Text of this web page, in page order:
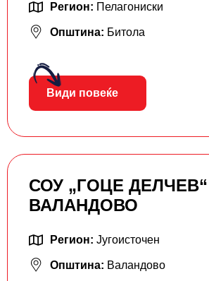
Регион: Пелагониски
Општина: Битола
Види повеќе
СОУ „ГОЦЕ ДЕЛЧЕВ“
ВАЛАНДОВО
Регион: Југоисточен
Општина: Валандово